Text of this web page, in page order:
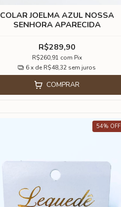
COLAR JOELMA AZUL NOSSA
SENHORA APARECIDA
R$289,90
R$260,91 com Pix
6x de R$48,32 sem juros
COMPRAR
54% OFF